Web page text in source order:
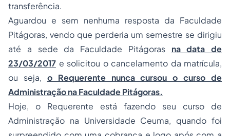
transferência.
Aguardou e sem nenhuma resposta da Faculdade
Pitágoras, vendo que perderia um semestre se dirigiu
até a sede da Faculdade Pitágoras na data de
23/03/2017 e solicitou o cancelamento da matrícula,
ou seja, o Requerente nunca cursou o curso de
Administração na Faculdade Pitágoras.
Hoje, o Requerente está fazendo seu curso de
Administração na Universidade Ceuma, quando foi